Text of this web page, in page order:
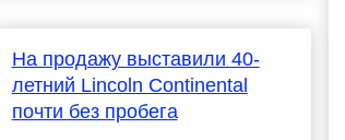
На продажу выставили 40-
летний Lincoln Continental
почти без пробега